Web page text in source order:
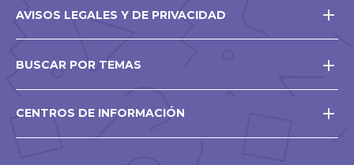
AVISOS LEGALES Y DE PRIVACIDAD
BUSCAR POR TEMAS
CENTROS DE INFORMACIÓN